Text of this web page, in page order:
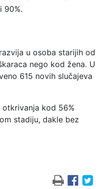
90%.
u osoba starijih od
nego kod žena. U
615 novih slučajeva
kod 56%
stadiju, dakle bez